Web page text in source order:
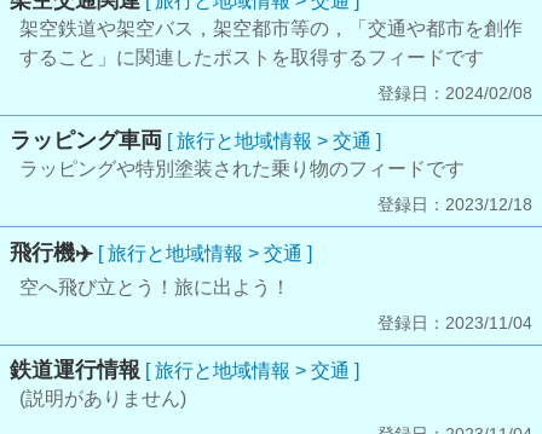
架空鉄道や架空バス，架空都市等の，「交通や都市を創作
すること」に関連したポストを取得するフィードです
登録日：2024/02/08
ラッピング車両 [ 旅行と地域情報 > 交通 ]
ラッピングや特別塗装された乗り物のフィードです
登録日：2023/12/18
飛行機✈️ [ 旅行と地域情報 > 交通 ]
空へ飛び立とう！旅に出よう！
登録日：2023/11/04
鉄道運行情報 [ 旅行と地域情報 > 交通 ]
(説明がありません)